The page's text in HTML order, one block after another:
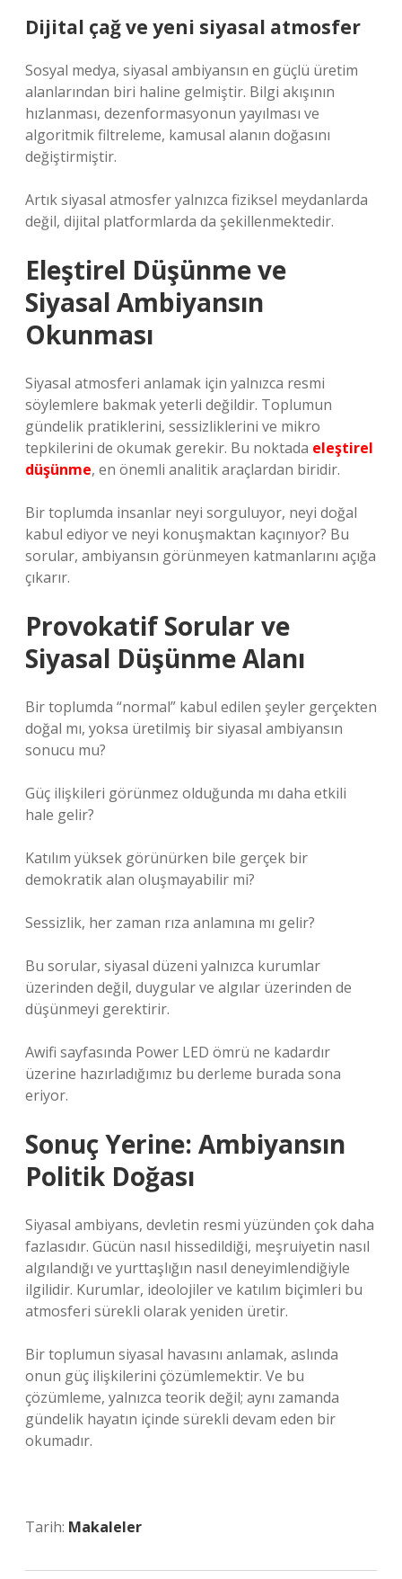
Dijital çağ ve yeni siyasal atmosfer
Sosyal medya, siyasal ambiyansın en güçlü üretim
alanlarından biri haline gelmiştir. Bilgi akışının
hızlanması, dezenformasyonun yayılması ve
algoritmik filtreleme, kamusal alanın doğasını
değiştirmiştir.
Artık siyasal atmosfer yalnızca fiziksel meydanlarda
değil, dijital platformlarda da şekillenmektedir.
Eleştirel Düşünme ve
Siyasal Ambiyansın
Okunması
Siyasal atmosferi anlamak için yalnızca resmi
söylemlere bakmak yeterli değildir. Toplumun
gündelik pratiklerini, sessizliklerini ve mikro
tepkilerini de okumak gerekir. Bu noktada eleştirel
düşünme, en önemli analitik araçlardan biridir.
Bir toplumda insanlar neyi sorguluyor, neyi doğal
kabul ediyor ve neyi konuşmaktan kaçınıyor? Bu
sorular, ambiyansın görünmeyen katmanlarını açığa
çıkarır.
Provokatif Sorular ve
Siyasal Düşünme Alanı
Bir toplumda “normal” kabul edilen şeyler gerçekten
doğal mı, yoksa üretilmiş bir siyasal ambiyansın
sonucu mu?
Güç ilişkileri görünmez olduğunda mı daha etkili
hale gelir?
Katılım yüksek görünürken bile gerçek bir
demokratik alan oluşmayabilir mi?
Sessizlik, her zaman rıza anlamına mı gelir?
Bu sorular, siyasal düzeni yalnızca kurumlar
üzerinden değil, duygular ve algılar üzerinden de
düşünmeyi gerektirir.
Awifi sayfasında Power LED ömrü ne kadardır
üzerine hazırladığımız bu derleme burada sona
eriyor.
Sonuç Yerine: Ambiyansın
Politik Doğası
Siyasal ambiyans, devletin resmi yüzünden çok daha
fazlasıdır. Gücün nasıl hissedildiği, meşruiyetin nasıl
algılandığı ve yurttaşlığın nasıl deneyimlendiğiyle
ilgilidir. Kurumlar, ideolojiler ve katılım biçimleri bu
atmosferi sürekli olarak yeniden üretir.
Bir toplumun siyasal havasını anlamak, aslında
onun güç ilişkilerini çözümlemektir. Ve bu
çözümleme, yalnızca teorik değil; aynı zamanda
gündelik hayatın içinde sürekli devam eden bir
okumadır.
Tarih: Makaleler